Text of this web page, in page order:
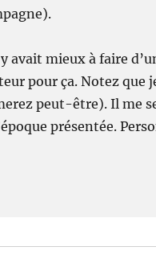
y avait mieux à faire
pour ça. Notez que
peut-être). Il me
présentée.